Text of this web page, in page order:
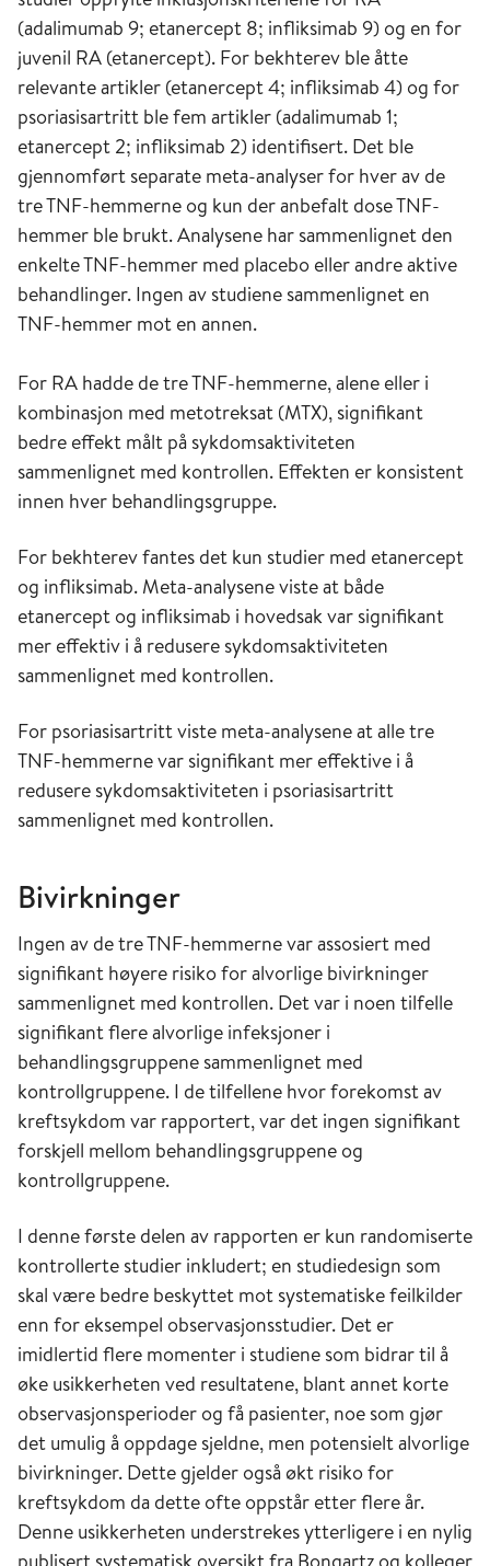
(adalimumab 9; etanercept 8; infliksimab 9) og en for
juvenil RA (etanercept). For bekhterev ble åtte
relevante artikler (etanercept 4; infliksimab 4) og for
psoriasisartritt ble fem artikler (adalimumab 1;
etanercept 2; infliksimab 2) identifisert. Det ble
gjennomført separate meta-analyser for hver av de
tre TNF-hemmerne og kun der anbefalt dose TNF-
hemmer ble brukt. Analysene har sammenlignet den
enkelte TNF-hemmer med placebo eller andre aktive
behandlinger. Ingen av studiene sammenlignet en
TNF-hemmer mot en annen.
For RA hadde de tre TNF-hemmerne, alene eller i
kombinasjon med metotreksat (MTX), signifikant
bedre effekt målt på sykdomsaktiviteten
sammenlignet med kontrollen. Effekten er konsistent
innen hver behandlingsgruppe.
For bekhterev fantes det kun studier med etanercept
og infliksimab. Meta-analysene viste at både
etanercept og infliksimab i hovedsak var signifikant
mer effektiv i å redusere sykdomsaktiviteten
sammenlignet med kontrollen.
For psoriasisartritt viste meta-analysene at alle tre
TNF-hemmerne var signifikant mer effektive i å
redusere sykdomsaktiviteten i psoriasisartritt
sammenlignet med kontrollen.
Bivirkninger
Ingen av de tre TNF-hemmerne var assosiert med
signifikant høyere risiko for alvorlige bivirkninger
sammenlignet med kontrollen. Det var i noen tilfelle
signifikant flere alvorlige infeksjoner i
behandlingsgruppene sammenlignet med
kontrollgruppene. I de tilfellene hvor forekomst av
kreftsykdom var rapportert, var det ingen signifikant
forskjell mellom behandlingsgruppene og
kontrollgruppene.
I denne første delen av rapporten er kun randomiserte
kontrollerte studier inkludert; en studiedesign som
skal være bedre beskyttet mot systematiske feilkilder
enn for eksempel observasjonsstudier. Det er
imidlertid flere momenter i studiene som bidrar til å
øke usikkerheten ved resultatene, blant annet korte
observasjonsperioder og få pasienter, noe som gjør
det umulig å oppdage sjeldne, men potensielt alvorlige
bivirkninger. Dette gjelder også økt risiko for
kreftsykdom da dette ofte oppstår etter flere år.
Denne usikkerheten understrekes ytterligere i en nylig